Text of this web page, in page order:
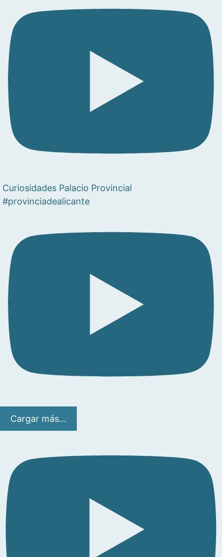
Curiosidades Palacio Provincial
#provinciadealicante
Cargar más...